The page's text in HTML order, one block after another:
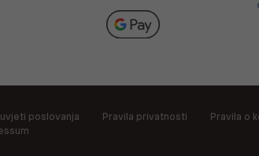
poslovanja Pravila privatnosti
Pravila o